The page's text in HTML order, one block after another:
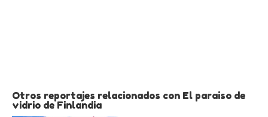
Otros reportajes relacionados con El paraiso de
vidrio de Finlandia